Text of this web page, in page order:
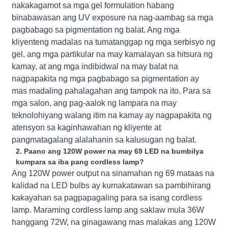
nakakagamot sa mga gel formulation habang
binabawasan ang UV exposure na nag-aambag sa mga
pagbabago sa pigmentation ng balat. Ang mga
kliyenteng madalas na tumatanggap ng mga serbisyo ng
gel, ang mga partikular na may kamalayan sa hitsura ng
kamay, at ang mga indibidwal na may balat na
nagpapakita ng mga pagbabago sa pigmentation ay
mas madaling pahalagahan ang tampok na ito. Para sa
mga salon, ang pag-aalok ng lampara na may
teknolohiyang walang itim na kamay ay nagpapakita ng
atensyon sa kaginhawahan ng kliyente at
pangmatagalang alalahanin sa kalusugan ng balat.
2. Paano ang 120W power na may 69 LED na bumbilya
kumpara sa iba pang cordless lamp?
Ang 120W power output na sinamahan ng 69 mataas na
kalidad na LED bulbs ay kumakatawan sa pambihirang
kakayahan sa pagpapagaling para sa isang cordless
lamp. Maraming cordless lamp ang saklaw mula 36W
hanggang 72W, na ginagawang mas malakas ang 120W